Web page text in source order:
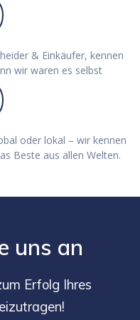
& Einkäufer, kennen
wir waren es selbst
oder lokal – wir kennen
Beste aus allen Welten.
uns an
Erfolg Ihres